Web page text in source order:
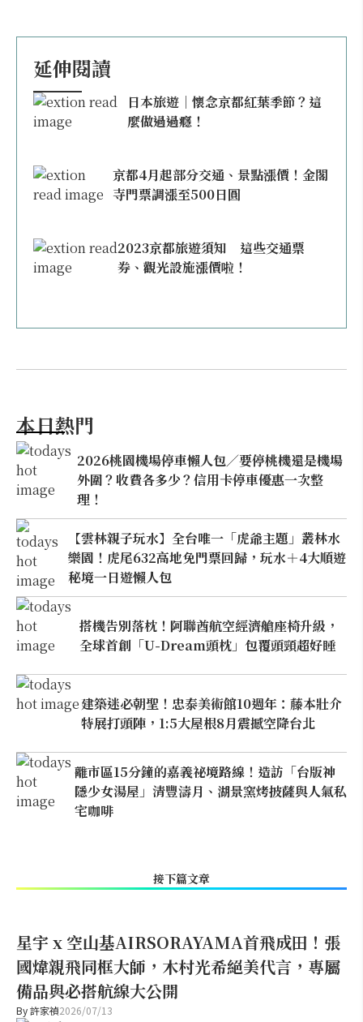
延伸閱讀
日本旅遊｜懷念京都紅葉季節？這
麼做過過癮！
京都4月起部分交通、景點漲價！金閣
寺門票調漲至500日圓
2023京都旅遊須知 這些交通票
券、觀光設施漲價啦！
本日熱門
2026桃園機場停車懶人包／要停桃機還是機場
外圍？收費各多少？信用卡停車優惠一次整
理！
【雲林親子玩水】全台唯一「虎爺主題」叢林水
樂園！虎尾632高地免門票回歸，玩水＋4大順遊
秘境一日遊懶人包
搭機告別落枕！阿聯酋航空經濟艙座椅升級，
全球首創「U-Dream頭枕」包覆頭頸超好睡
建築迷必朝聖！忠泰美術館10週年：藤本壯介
特展打頭陣，1:5大屋根8月震撼空降台北
離市區15分鐘的嘉義祕境路線！造訪「台版神
隱少女湯屋」清豐濤月、湖景窯烤披薩與人氣私
宅咖啡
接下篇文章
星宇 x 空山基AIRSORAYAMA首飛成田！張
國煒親飛同框大師，木村光希絕美代言，專屬
備品與必搭航線大公開
By許家禎2026/07/13